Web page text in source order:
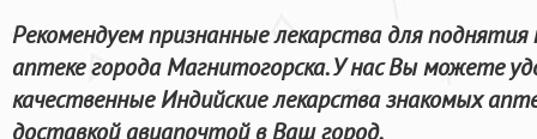
Рекомендуем признанные лекарства для
аптеке города Магнитогорска. У нас Вы можете
качественные Индийские лекарства знакомых
доставкой авиапочтой в Ваш город.